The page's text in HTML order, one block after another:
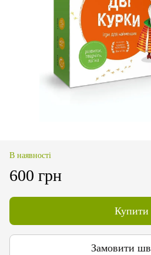
В наявності
600 грн
Купити
Замовити